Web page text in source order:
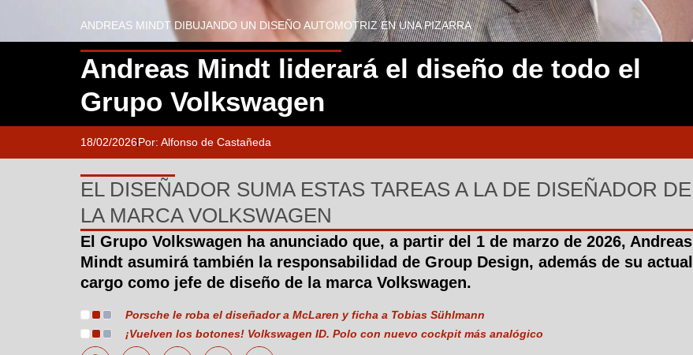
ANDREAS MINDT DIBUJANDO UN DISEÑO AUTOMOTRIZ EN UNA PIZARRA
Andreas Mindt liderará el diseño de todo el
Grupo Volkswagen
18/02/2026Por: Alfonso de Castañeda
EL DISEÑADOR SUMA ESTAS TAREAS A LA DE DISEÑADOR DE
LA MARCA VOLKSWAGEN
El Grupo Volkswagen ha anunciado que, a partir del 1 de marzo de 2026, Andreas
Mindt asumirá también la responsabilidad de Group Design, además de su actual
cargo como jefe de diseño de la marca Volkswagen.
Porsche le roba el diseñador a McLaren y ficha a Tobias Sühlmann
¡Vuelven los botones! Volkswagen ID. Polo con nuevo cockpit más analógico